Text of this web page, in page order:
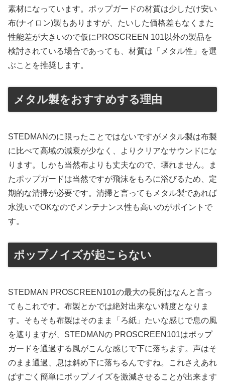
素材になっています。ポップガードの材質は少しだけ安い
布(ナイロン)製もありますが、たいした価格差もなくまた
性能差が大きいので仮にPROSCREEN 101以外の製品を
検討されている場合であっても、材質は「メタル性」を選
ぶことを推奨します。
メタル製をおすすめする理由
STEDMANのに限ったことではないですがメタル製は布製
に比べて高域の減衰が少なく、よりクリアなサウンドにな
ります。しかも当然布よりも丈夫なので、壊れません。ま
たポップガードは当然ですが飛沫をもろに浴びるため、定
期的な清掃が必要です。清掃と言ってもメタル製であれば
水洗いでOKなのでメンテナンス性も高いのがポイントで
す。
ポップノイズが起こらない
STEDMAN PROSCREEN101の最大の長所はなんと言っ
てもこれです。布製とかでは絶対出来ない精度となりま
す。そもそも布製はそのまま「ろ紙」たいな感じで息の風
を遮りますが、STEDMANの PROSCREEN101はポップ
ガードを通過する風がこんな感じで下に落ちます。声はそ
のまま通過、息は斜め下に落ちるんですね。これさえあれ
ばすごく簡単にポップノイズを激減させることが出来ます